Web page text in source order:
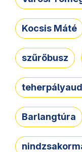
Kocsis Máté
szűrőbusz
Barlangtúra